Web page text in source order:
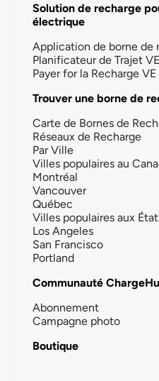
Solution de recharge
électrique
Application de borne de
Planificateur de Trajet VE
Payer for la Recharge VE
Trouver une borne de
Carte de Bornes de
Réseaux de Recharge
Par Ville
Villes populaires au
Montréal
Vancouver
Québec
Villes populaires aux
Los Angeles
San Francisco
Portland
Communauté
Abonnement
Campagne photo
Boutique